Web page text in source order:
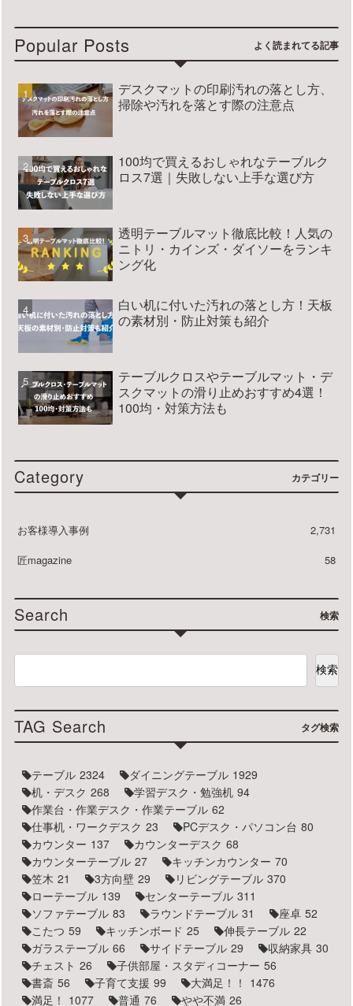
Popular Posts
デスクマットの印刷汚れの落とし方、
掃除や汚れを落とす際の注意点
100均で買えるおしゃれなテーブルク
ロス7選｜失敗しない上手な選び方
透明テーブルマット徹底比較！人気の
ニトリ・カインズ・ダイソーをランキ
ング化
白い机に付いた汚れの落とし方！天板
の素材別・防止対策も紹介
テーブルクロスやテーブルマット・デ
スクマットの滑り止めおすすめ4選！
100均・対策方法も
Category カテゴリー
お客様導入事例
2,731
匠magazine
58
Search 検索
検索
TAG Search タグ検索
テーブル 2324 ダイニングテーブル 1929
机・デスク 268 学習デスク・勉強机 94
作業台・作業デスク・作業テーブル 62
仕事机・ワークデスク 23 PCデスク・パソコン台 80
カウンター 137 カウンターデスク 68
カウンターテーブル 27 キッチンカウンター 70
笠木 21 3方向壁 29 リビングテーブル 370
ローテーブル 139 センターテーブル 311
ソファテーブル 83 ラウンドテーブル 31 座卓 52
こたつ 59 キッチンボード 25 伸長テーブル 22
ガラステーブル 66 サイドテーブル 29 収納家具 30
チェスト 26 子供部屋・スタディコーナー 56
書斎 56 子育て支援 99 大満足！！ 1476
満足！ 1077 普通 76 やや不満 26